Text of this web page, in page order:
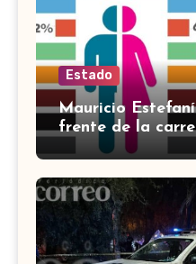
Estado
Mauricio
frente de la
de Cortazar